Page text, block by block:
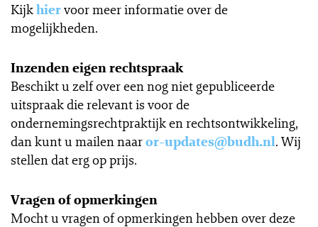
Kijkhiervoor meer informatie over de
mogelijkheden.
Inzenden eigen rechtspraak
Beschikt u zelf over een nog niet gepubliceerde
uitspraak die relevant is voor de
ondernemingsrechtpraktijk en rechtsontwikkeling,
dan kunt u mailen naaror-updates@budh.nl. Wij
stellen dat erg op prijs.
Vragen of opmerkingen
Mocht u vragen of opmerkingen hebben over deze